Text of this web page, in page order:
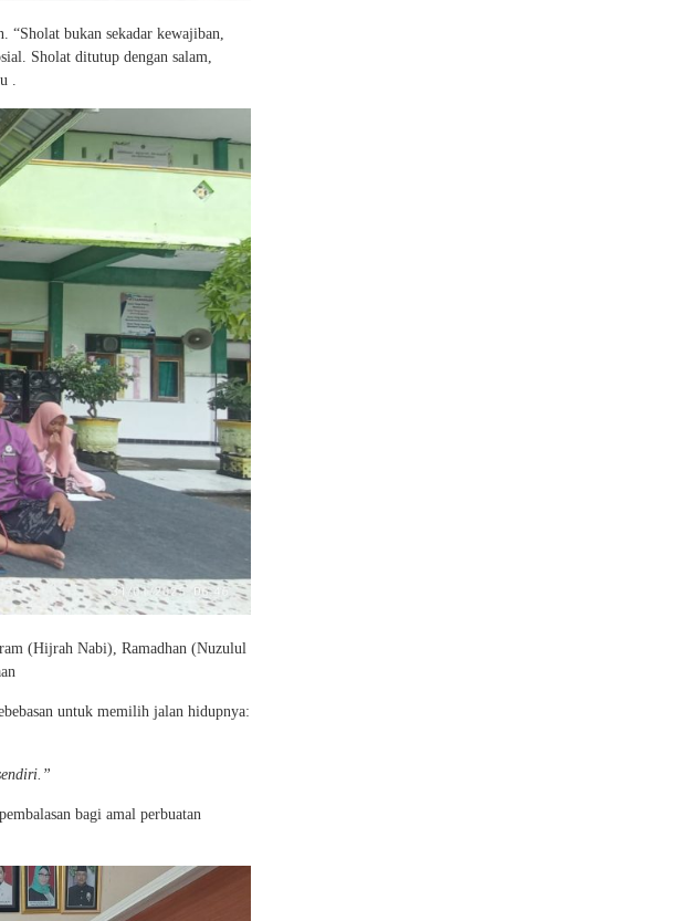
“Sholat bukan sekadar kewajiban,
Sholat ditutup dengan salam,
.
(Hijrah Nabi), Ramadhan (Nuzulul
untuk memilih jalan hidupnya:
bagi amal perbuatan